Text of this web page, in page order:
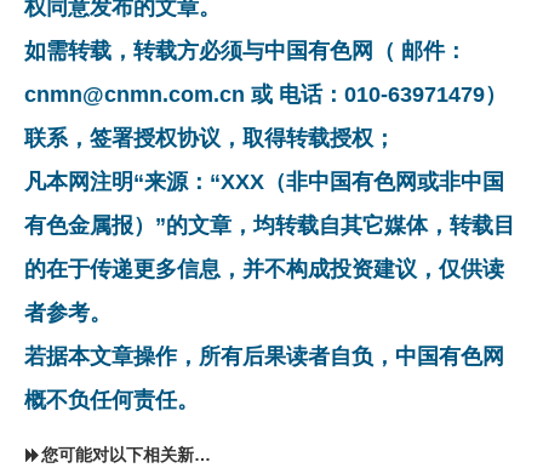
权同意发布的文章。
如需转载，转载方必须与中国有色网（ 邮件：
cnmn@cnmn.com.cn 或 电话：010-63971479）
联系，签署授权协议，取得转载授权；
凡本网注明“来源：“XXX（非中国有色网或非中国
有色金属报）”的文章，均转载自其它媒体，转载目
的在于传递更多信息，并不构成投资建议，仅供读
者参考。
若据本文章操作，所有后果读者自负，中国有色网
概不负任何责任。
您可能对以下相关新闻同样感兴趣